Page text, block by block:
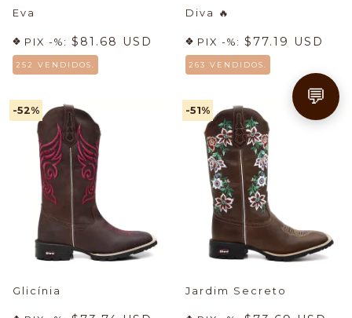
Eva
PIX -%: $81.68 USD
252 VENDIDOS.
Diva 🔥
PIX -%: $77.19 USD
263 VENDIDOS.
-52%
Glicínia
-51%
Jardim Secreto
💬